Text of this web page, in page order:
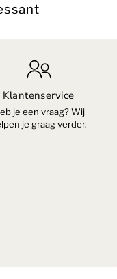
Klantenservice
je een vraag? Wij
je graag verder.